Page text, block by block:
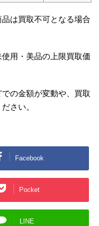
は買取不可となる場合
用・美品の上限買取価
の金額が変動や、買取
さい。
Facebook
Pocket
LINE